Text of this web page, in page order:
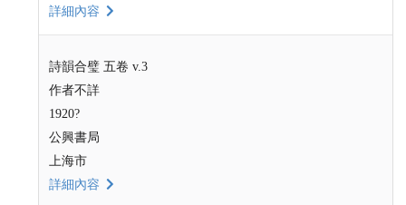
詳細內容
詩韻合璧 五卷 v.3
作者不詳
1920?
公興書局
上海市
詳細內容